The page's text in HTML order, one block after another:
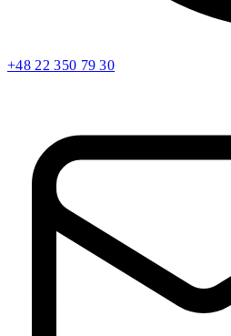
+48 22 350 79 30